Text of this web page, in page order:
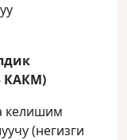
КАКМ)
келишим
(негизги